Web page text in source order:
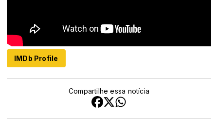
IMDb Profile
Compartilhe essa notícia